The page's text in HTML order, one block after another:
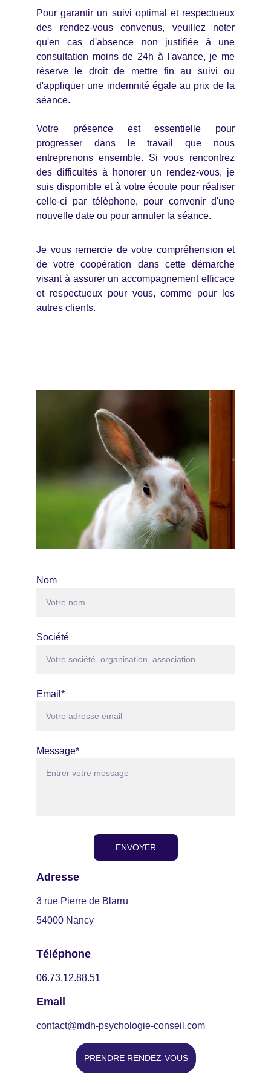
Pour garantir un suivi optimal et respectueux
des rendez-vous convenus, veuillez noter
qu'en cas d'absence non justifiée à une
consultation moins de 24h à l'avance, je me
réserve le droit de mettre fin au suivi ou
d'appliquer une indemnité égale au prix de la
séance.
Votre présence est essentielle pour
progresser dans le travail que nous
entreprenons ensemble. Si vous rencontrez
des difficultés à honorer un rendez-vous, je
suis disponible et à votre écoute pour réaliser
celle-ci par téléphone, pour convenir d'une
nouvelle date ou pour annuler la séance.
Je vous remercie de votre compréhension et
de votre coopération dans cette démarche
visant à assurer un accompagnement efficace
et respectueux pour vous, comme pour les
autres clients.
contact@mdh-psychologie-conseil.com
Adresse
3 rue Pierre de Blarru
54000 Nancy
Téléphone
06.73.12.88.51
Nom
Société
Email*
Message*
ENVOYER
PRENDRE RENDEZ-VOUS
Email